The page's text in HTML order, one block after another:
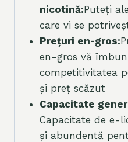
nicotină:Puteți
care vi se
Prețuri en-gros:
en-gros vă
competitivitatea
și preț scăzut
Capacitate
Capacitate de e-
și abundentă